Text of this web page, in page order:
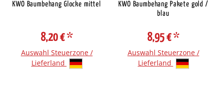
KWO Baumbehang Glocke mittel
8,20 €*
Auswahl Steuerzone /
Lieferland
KWO Baumbehang Pakete gold /
blau
8,95 €*
Auswahl Steuerzone /
Lieferland